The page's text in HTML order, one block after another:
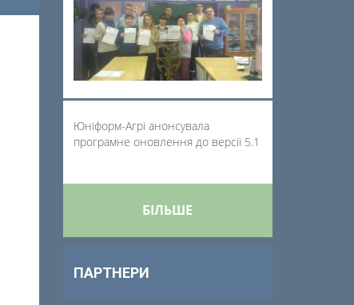
Юніформ-Агрі анонсувала
програмне оновлення до версії 5.1
БІЛЬШЕ
ПАРТНЕРИ